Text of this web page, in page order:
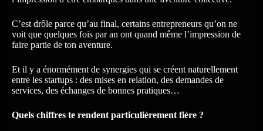
C’est drôle parce qu’au final, certains entrepreneurs qu’on ne
voit que quelques fois par an ont quand même l’impression de
faire partie de ton aventure.
Et il y a énormément de synergies qui se créent naturellement
entre les startups : des mises en relation, des demandes de
services, des échanges de bonnes pratiques…
Quels chiffres te rendent particulièrement fière ?